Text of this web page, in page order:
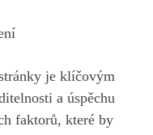
je klíčovým
a úspěchu
faktorů, které by